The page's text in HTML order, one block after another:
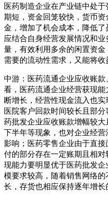
医药制造企业在产业链中处
期短，资金回笼较快，货币
金，增加了机会成本，降低
应结合自身经营发展情况和
量，有效利用多余的闲置资
需要的流动性需求，又能将收
中游：医药流通企业应收账
看，医药流通企业经营获现
断增长，经营性现金流入也
医院客户回款时间较长且部
药批发企业应收账款增幅较
下半年等现象，也对企业经
影响；医药零售企业由于直
付的部分存在一定账期且相
现能力要明显优于医药批发
模要求较高，随着销售网络
长，存货也相应保持逐年增长